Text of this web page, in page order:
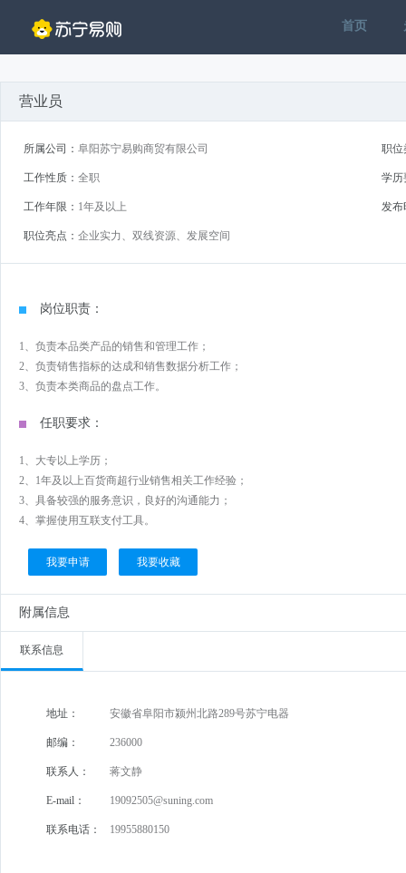
首页
营业员
所属公司： 阜阳苏宁易购商贸有限公司 职位
工作性质： 全职 学历
工作年限： 1年及以上 发布
职位亮点： 企业实力、双线资源、发展空间
岗位职责：
1、负责本品类产品的销售和管理工作；
2、负责销售指标的达成和销售数据分析工作；
3、负责本类商品的盘点工作。
任职要求：
1、大专以上学历；
2、1年及以上百货商超行业销售相关工作经验；
3、具备较强的服务意识，良好的沟通能力；
4、掌握使用互联支付工具。
我要申请 我要收藏
附属信息
联系信息
地址： 安徽省阜阳市颍州北路289号苏宁电器
邮编： 236000
联系人： 蒋文静
E-mail： 19092505@suning.com
联系电话： 19955880150